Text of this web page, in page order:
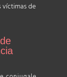
víctimas de